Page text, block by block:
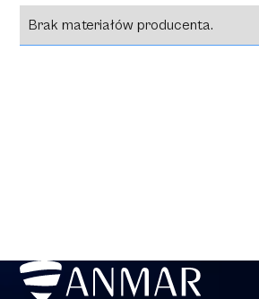
Brak materiałów producenta.